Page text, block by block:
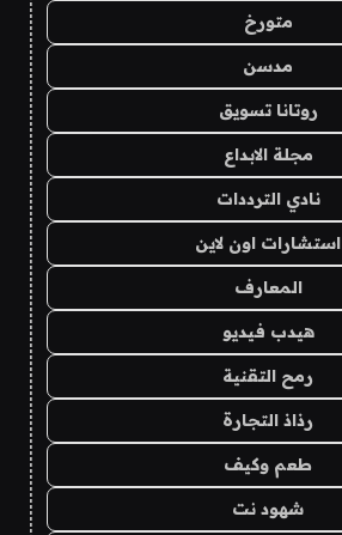
متورخ
مدسن
روتانا تسويق
مجلة الابداع
نادي الترددات
استشارات اون لاين
المعارف
هيدب فيديو
رمح التقنية
رذاذ التجارة
طعم وكيف
شهود نت